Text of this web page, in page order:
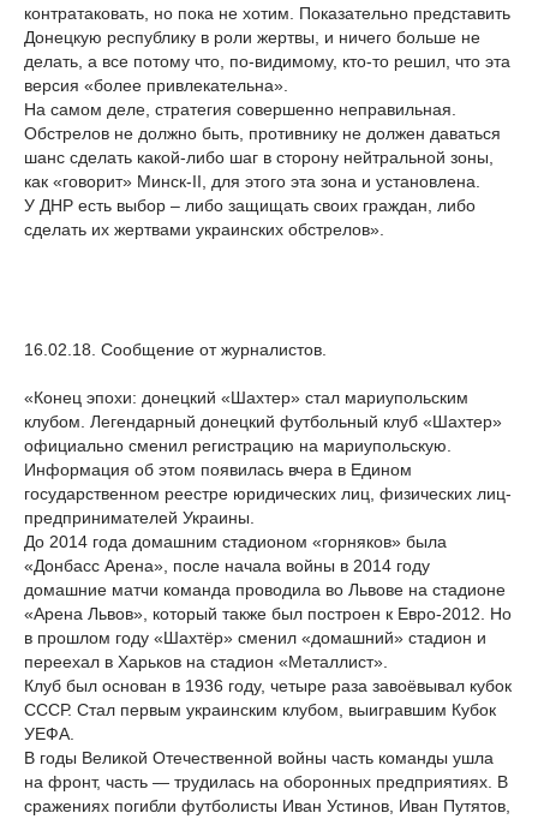
контратаковать, но пока не хотим. Показательно представить
Донецкую республику в роли жертвы, и ничего больше не
делать, а все потому что, по-видимому, кто-то решил, что эта
версия «более привлекательна».
На самом деле, стратегия совершенно неправильная.
Обстрелов не должно быть, противнику не должен даваться
шанс сделать какой-либо шаг в сторону нейтральной зоны,
как «говорит» Минск-II, для этого эта зона и установлена.
У ДНР есть выбор – либо защищать своих граждан, либо
сделать их жертвами украинских обстрелов».
16.02.18. Сообщение от журналистов.
«Конец эпохи: донецкий «Шахтер» стал мариупольским
клубом. Легендарный донецкий футбольный клуб «Шахтер»
официально сменил регистрацию на мариупольскую.
Информация об этом появилась вчера в Едином
государственном реестре юридических лиц, физических лиц-
предпринимателей Украины.
До 2014 года домашним стадионом «горняков» была
«Донбасс Арена», после начала войны в 2014 году
домашние матчи команда проводила вo Львове на стадионе
«Арена Львов», который также был построен к Евро-2012. Но
в прошлом году «Шахтёр» сменил «домашний» стадион и
переехал в Харьков на стадион «Металлист».
Клуб был основан в 1936 году, четыре раза завоёвывал кубок
СССР. Стал первым украинским клубом, выигравшим Кубок
УЕФА.
В годы Великой Отечественной войны часть команды ушла
на фронт, часть — трудилась на оборонных предприятиях. В
сражениях погибли футболисты Иван Устинов, Иван Путятов,